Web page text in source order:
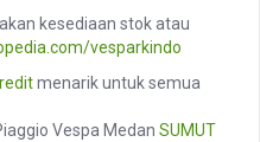
kesediaan stok atau
vesparkindo
menarik untuk semua
Vespa Medan SUMUT